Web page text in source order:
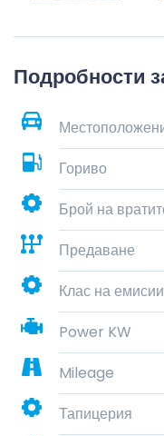
Подробности
Гориво
Брой на
Предаване
Клас на
Power KW
Mileage
Тапицерия